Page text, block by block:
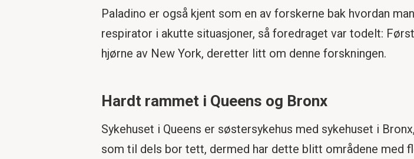
Paladino er også kjent som en av forskerne bak hvordan
respirator i akutte situasjoner, så foredraget var todelt:
hjørne av New York, deretter litt om denne forskningen.
Hardt rammet i Queens og Bronx
Sykehuset i Queens er søstersykehus med sykehuset i
som til dels bor tett, dermed har dette blitt områdene med